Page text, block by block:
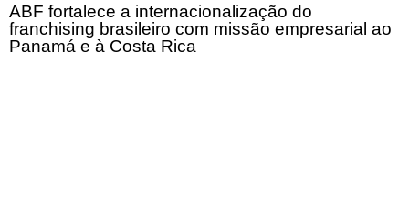
ABF fortalece a internacionalização do
franchising brasileiro com missão empresarial ao
Panamá e à Costa Rica